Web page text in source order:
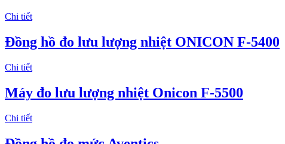
Chi tiết
Đồng hồ đo lưu lượng nhiệt ONICON F-5400
Chi tiết
Máy đo lưu lượng nhiệt Onicon F-5500
Chi tiết